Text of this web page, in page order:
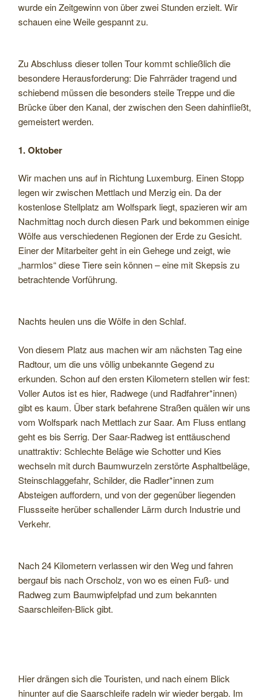
wurde ein Zeitgewinn von über zwei Stunden erzielt. Wir
schauen eine Weile gespannt zu.
Zu Abschluss diesertollen Tour kommt schließlich die
besondere Herausforderung: Die Fahrräder tragend und
schiebend müssen die besonders steile Treppe und die
Brücke über den Kanal, der zwischen den Seen dahinfließt,
gemeistert werden.
1. Oktober
Wir machen uns auf in Richtung Luxemburg. Einen Stopp
legen wir zwischen Mettlach und Merzig ein. Da der
kostenlose Stellplatz am Wolfspark liegt, spazieren wir am
Nachmittag noch durch diesen Park und bekommen einige
Wölfe aus verschiedenen Regionen der Erde zu Gesicht.
Einer der Mitarbeiter geht in ein Gehege und zeigt, wie
„harmlos“ diese Tiere sein können – eine mit Skepsis zu
betrachtende Vorführung.
Nachts heulen uns die Wölfe in den Schlaf.
Von diesem Platz aus machen wir am nächsten Tag eine
Radtour, um die uns völlig unbekannte Gegend zu
erkunden. Schon auf den ersten Kilometern stellen wir fest:
Voller Autos ist es hier, Radwege (und Radfahrer*innen)
gibt es kaum. Über stark befahrene Straßen quälen wir uns
vom Wolfspark nach Mettlach zur Saar. Am Fluss entlang
geht es bis Serrig. Der Saar-Radweg ist enttäuschend
unattraktiv: Schlechte Beläge wie Schotter und Kies
wechseln mit durch Baumwurzeln zerstörte Asphaltbeläge,
Steinschlaggefahr, Schilder, die Radler*innen zum
Absteigen auffordern, und von der gegenüber liegenden
Flussseite herüber schallender Lärm durch Industrie und
Verkehr.
Nach 24 Kilometern verlassen wir den Weg und fahren
bergauf bis nach Orscholz, von wo es einen Fuß- und
Radweg zum Baumwipfelpfad und zum bekannten
Saarschleifen-Blick gibt.
Hier drängen sich die Touristen, und nach einem Blick
hinunter auf die Saarschleife radeln wir wieder bergab. Im